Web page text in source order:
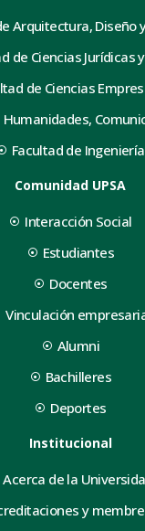
Arquitectura, Diseño
de Ciencias Jurídicas
de Ciencias
Humanidades,
Facultad de Ingeniería
Comunidad UPSA
Interacción Social
Estudiantes
Docentes
Vinculación
Alumni
Bachilleres
Deportes
Institucional
Acerca de la
y